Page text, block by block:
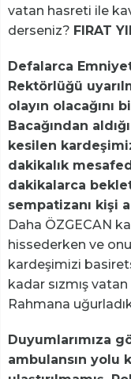
vatan hasreti ile
derseniz? FIRAT
Defalarca
Rektörlüğü
olayın olacağını
Bacağından
kesilen
dakikalık
dakikalarca
sempatizanı kişi
Daha ÖZGECAN
hissederken ve
kardeşimizi
kadar sızmış
Rahmana
Duyumlarımıza
ambulansın yolu